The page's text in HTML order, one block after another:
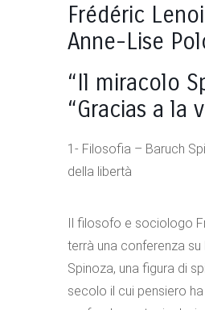
Frédéric
Anne-Lise
“Il miracolo
“Gracias a la
1- Filosofia – Baruch
della libertà
Il filosofo e sociologo
terrà una conferenza su
Spinoza, una figura di
secolo il cui pensiero ha